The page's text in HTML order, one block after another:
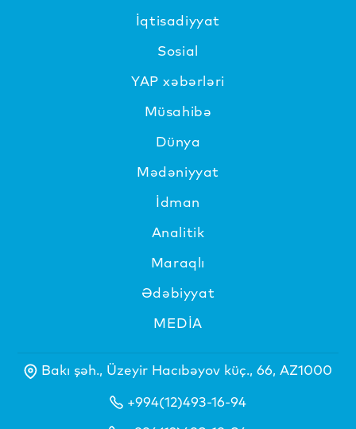
İqtisadiyyat
Sosial
YAP xəbərləri
Müsahibə
Dünya
Mədəniyyat
İdman
Analitik
Maraqlı
Ədəbiyyat
MEDİA
Bakı şəh., Üzeyir Hacıbəyov küç., 66, AZ1000
+994(12)493-16-94